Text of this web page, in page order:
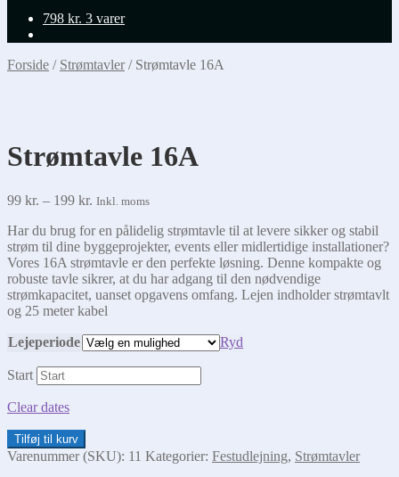
798 kr. 3 varer
Forside / Strømtavler/ Strømtavle 16A
Strømtavle 16A
99 kr. – 199 kr. Prisinterval:
til
199 kr.
Inkl. moms
Har du brug for en pålidelig strømtavle til at levere sikker og stabil
strøm til dine byggeprojekter, events eller midlertidige installationer?
Vores 16A strømtavle er den perfekte løsning. Denne kompakte og
robuste tavle sikrer, at du har adgang til den nødvendige
strømkapacitet, uanset opgavens omfang. Lejen indholder strømtavlt
og 25 meter kabel
Lejeperiode Ryd
Start
Clear dates
Strømtavle
16A
Tilføj til kurv
Varenummer (SKU): 11 Kategorier: Festudlejning, Strømtavler